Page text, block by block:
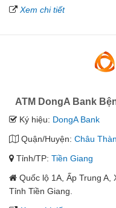
Xem chi tiết
ATM DongA Bank
Ký hiệu: DongA Bank
Quận/Huyện: Châu
Tỉnh/TP: Tiền Giang
Quốc lộ 1A, Ấp Trung A,
Tỉnh Tiền Giang.